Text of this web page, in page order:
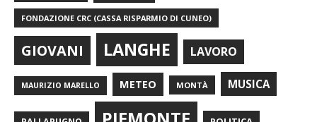
FONDAZIONE CRC (CASSA RISPARMIO DI CUNEO)
GIOVANI LANGHE LAVORO
MAURIZIO MARELLO METEO MONTÀ MUSICA